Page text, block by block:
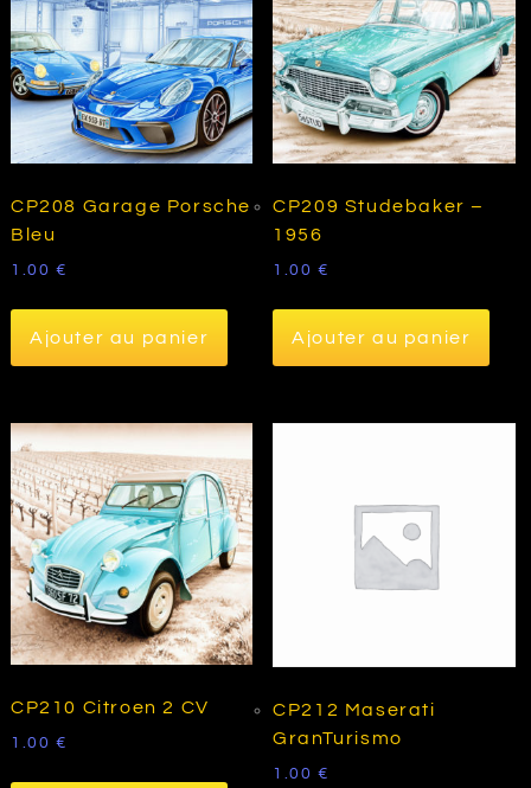
CP208 Garage Porsche
Bleu
1.00 €
Ajouter au panier
CP209 Studebaker –
1956
1.00€
Ajouter au panier
CP210 Citroen 2 CV
1.00 €
CP212 Maserati
GranTurismo
1.00€